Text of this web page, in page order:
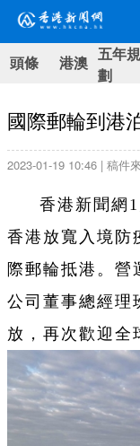
頭條 港澳 五年規
劃
國際郵輪到港
2023-01-19 10:46 | 稿件
香港新聞網
香港放寬入境防
際郵輪抵港。營
公司董事總經理
放，再次歡迎全